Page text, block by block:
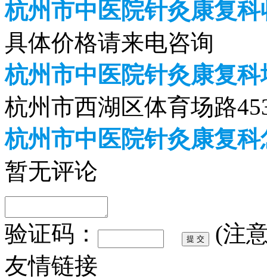
杭州市中医院针灸康复
具体价格请来电咨询
杭州市中医院针灸康复科
杭州市西湖区体育场路
杭州市中医院针灸康复
暂无评论
验证码：
(注
友情链接